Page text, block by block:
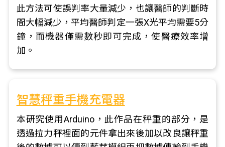
此方法可使誤判率大量減少，也讓醫師的判斷時
間大幅減少，平均醫師判定一張X光平均需要5分
鐘，而機器僅需數秒即可完成，使醫療效率增
加。
智慧秤重手機充電器
本研究使用Arduino，此作品在秤重的部分，是
透過拉力秤裡面的元件拿出來後加以改良讓秤重